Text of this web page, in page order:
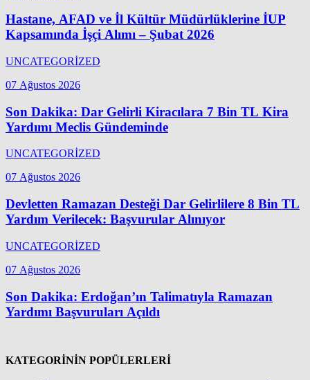
Hastane, AFAD ve İl Kültür Müdürlüklerine İUP
Kapsamında İşçi Alımı – Şubat 2026
UNCATEGORİZED
07 Ağustos 2026
Son Dakika: Dar Gelirli Kiracılara 7 Bin TL Kira
Yardımı Meclis Gündeminde
UNCATEGORİZED
07 Ağustos 2026
Devletten Ramazan Desteği Dar Gelirlilere 8 Bin TL
Yardım Verilecek: Başvurular Alınıyor
UNCATEGORİZED
07 Ağustos 2026
Son Dakika: Erdoğan’ın Talimatıyla Ramazan
Yardımı Başvuruları Açıldı
KATEGORİNİN POPÜLERLERİ